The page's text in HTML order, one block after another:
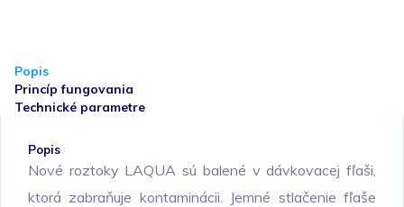
Popis
Princíp fungovania
Technické parametre
Popis
Nové roztoky LAQUA sú balené v dávkovacej fľaši,
ktorá zabraňuje kontaminácii. Jemné stlačenie fľaše